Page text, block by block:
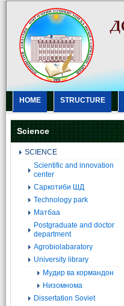
HOME STRUCTURE
Science
SCIENCE
Scientific and innovation
center
Саркотиби ШД
Technology park
Матбаа
Postgraduate and doctor
department
Agrobiolabaratory
University library
Мудир ва кормандон
Низомнома
Dissertation Soviet